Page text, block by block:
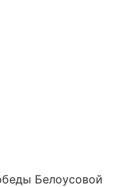
Белоусовой